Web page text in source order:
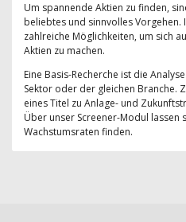
Um spannende Aktien zu finden,
beliebtes und sinnvolles Vorgehen.
zahlreiche Möglichkeiten, um sich
Aktien zu machen.
Eine Basis-Recherche ist die
Sektor oder der gleichen Branche.
eines Titel zu Anlage- und
Über unser Screener-Modul lassen
Wachstumsraten finden.